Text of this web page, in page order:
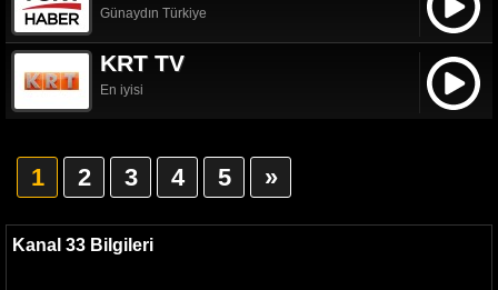
Günaydın Türkiye
KRT TV
En iyisi
1 2 3 4 5 »
Kanal 33 Bilgileri